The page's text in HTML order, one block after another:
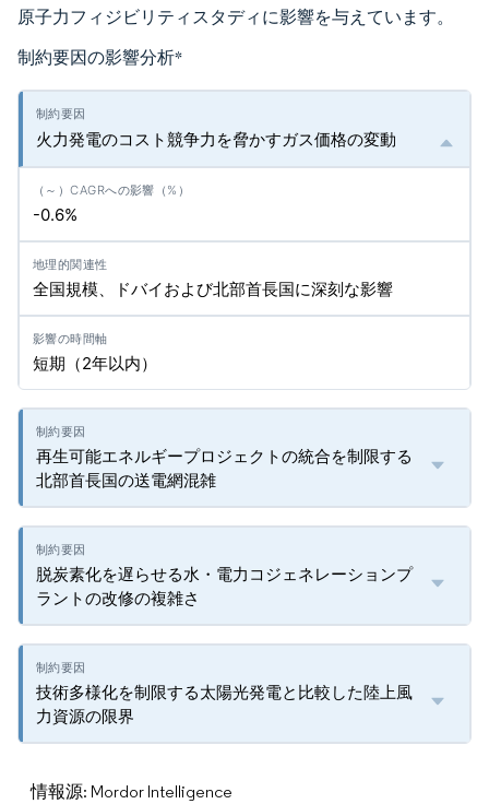
原子力フィジビリティスタディに影響を与えています。
制約要因の影響分析*
火力発電のコスト競争力を脅かすガス価格の変動
-0.6%
全国規模、ドバイおよび北部首長国に深刻な影響
短期（2年以内）
再生可能エネルギープロジェクトの統合を制限する
北部首長国の送電網混雑
脱炭素化を遅らせる水・電力コジェネレーションプ
ラントの改修の複雑さ
技術多様化を制限する太陽光発電と比較した陸上風
力資源の限界
情報源: Mordor Intelligence